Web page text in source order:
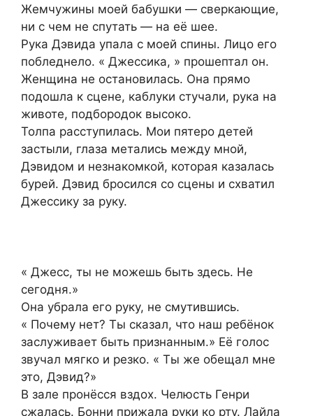
Жемчужины моей бабушки — сверкающие,
ни с чем не спутать — на её шее.
Рука Дэвида упала с моей спины. Лицо его
побледнело. « Джессика, » прошептал он.
Женщина не остановилась. Она прямо
подошла к сцене, каблуки стучали, рука на
животе, подбородок высоко.
Толпа расступилась. Мои пятеро детей
застыли, глаза метались между мной,
Дэвидом и незнакомкой, которая казалась
бурей. Дэвид бросился со сцены и схватил
Джессику за руку.
« Джесс, ты не можешь быть здесь. Не
сегодня.»
Она убрала его руку, не смутившись.
« Почему нет? Ты сказал, что наш ребёнок
заслуживает быть признанным.» Её голос
звучал мягко и резко. « Ты же обещал мне
это, Дэвид?»
В зале пронёсся вздох. Челюсть Генри
сжалась. Бонни прижала руки ко рту. Лайла